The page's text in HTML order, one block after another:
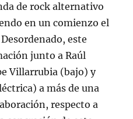
de rock alternativo
en un comienzo el
este
junto a Raúl
Villarrubia (bajo) y
a más de una
respecto a